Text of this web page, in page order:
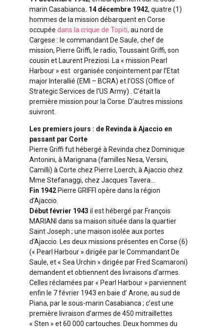
marin Casabianca. 14 décembre 1942, quatre (1)
hommes de la mission débarquent en Corse
occupée dans la crique de Topiti, au nord de
Cargese : le commandant De Saule, chef de
mission, Pierre Griffi, le radio, Toussaint Griffi, son
cousin et Laurent Preziosi. La « mission Pearl
Harbour » est organisée conjointement par l’Etat
major Interallié (EMI – BCRA) et l’OSS (Office of
Strategic Services de l’US Army) . C’était la
première mission pour la Corse. D’autres missions
suivront.
Les premiers jours : de Revinda à Ajaccio en
passant par Corte
Pierre Griffi fut hébergé à Revinda chez Dominique
Antonini, à Marignana (familles Nesa, Versini,
Camilli) à Corte chez Pierre Loerch, à Ajaccio chez
Mme Stefanaggi, chez Jacques Tavera…
Fin 1942Pierre GRIFFI opère dans la région
d’Ajaccio.
Début février 1943 il est hébergé par François
MARIANI dans sa maison située dans la quartier
Saint Joseph ; une maison isolée aux portes
d’Ajaccio. Les deux missions présentes en Corse (6)
(« Pearl Harbour » dirigée par le Commandant De
Saule, et « Sea Urchin » dirigée par Fred Scamaroni)
demandent et obtiennent des livraisons d’armes.
Celles réclamées par « Pearl Harbour » parviennent
enfin le 7 février 1943 en baie d’ Arone, au sud de
Piana, par le sous-marin Casabianca ; c’est une
première livraison d’armes de 450 mitraillettes
« Sten » et 60 000 cartouches. Deux hommes du